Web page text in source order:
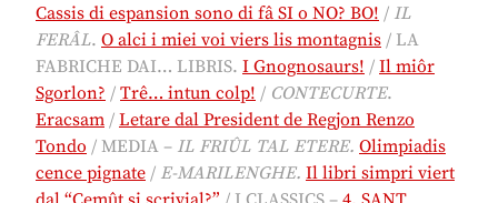
Cassis di espansion sono di fâ SI o NO? BO! / IL
FERÂL. O alci i miei voi viers lis montagnis / LA
FABRICHE DAI… LIBRIS. I Gnognosaurs! / Il miôr
Sgorlon? / Trê… intun colp! / CONTECURTE.
Eracsam / Letare dal President de Regjon Renzo
Tondo / MEDIA – IL FRIÛL TAL ETERE. Olimpiadis
cence pignate / E-MARILENGHE. Il libri simpri viert